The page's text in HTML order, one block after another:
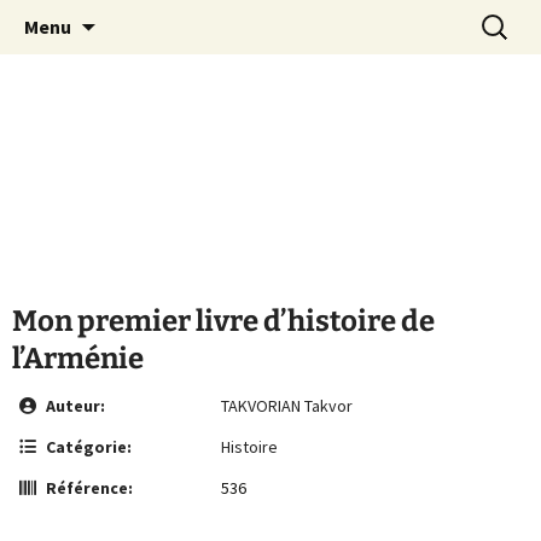
MCA Vienne
Le site de la Maison de la Culture
Arménienne de Vienne
Menu
Mon premier livre d’histoire de
l’Arménie
Auteur:
TAKVORIAN Takvor
Catégorie:
Histoire
Référence:
536